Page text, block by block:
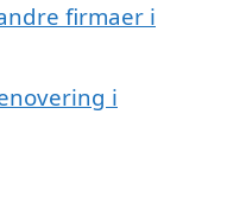
firmaer i
i